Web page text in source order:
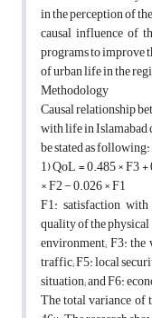
in the perception of the
causal influence of
programs to improve
of urban life in the
Methodology
Causal relationship
with life in Islamabad
be stated as following:
1) QoL = 0.485 × F3
× F2 − 0.026 × F1
F1: satisfaction
quality of the physical
environment; F3: the
traffic; F5: local
situation; and F6:
The total variance